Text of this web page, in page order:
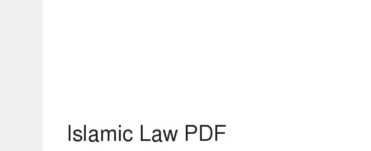
Islamic Law PDF